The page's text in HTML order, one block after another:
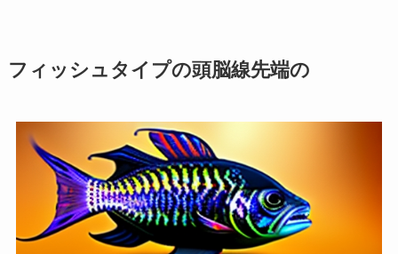
フィッシュタイプの頭脳線先端の